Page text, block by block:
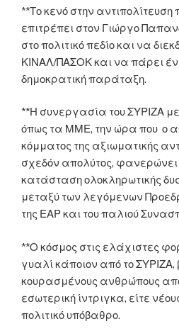
**Το κενό στην αντιπολίτευση
επιτρέπει στον Γιώργο
στο πολιτικό πεδίο και να
ΚΙΝΑΛ/ΠΑΣΟΚ και να πάρει
δημοκρατική παράταξη.
**Η συνεργασία του ΣΥΡΙΖΑ
όπως τα ΜΜΕ, την ώρα που ο
κόμματος της αξιωματικής
σχεδόν απολύτος, φανερώνει
κατάσταση ολοκληρωτικής
μεταξύ των λεγόμενων
της ΕΑΡ και του παλιού
**Ο κόσμος στις ελάχιστες
γυαλί κάποιον από το ΣΥΡΙΖΑ,
κουρασμένους ανθρώπους
εσωτερική ίντριγκα, είτε
πολιτικό υπόβαθρο.